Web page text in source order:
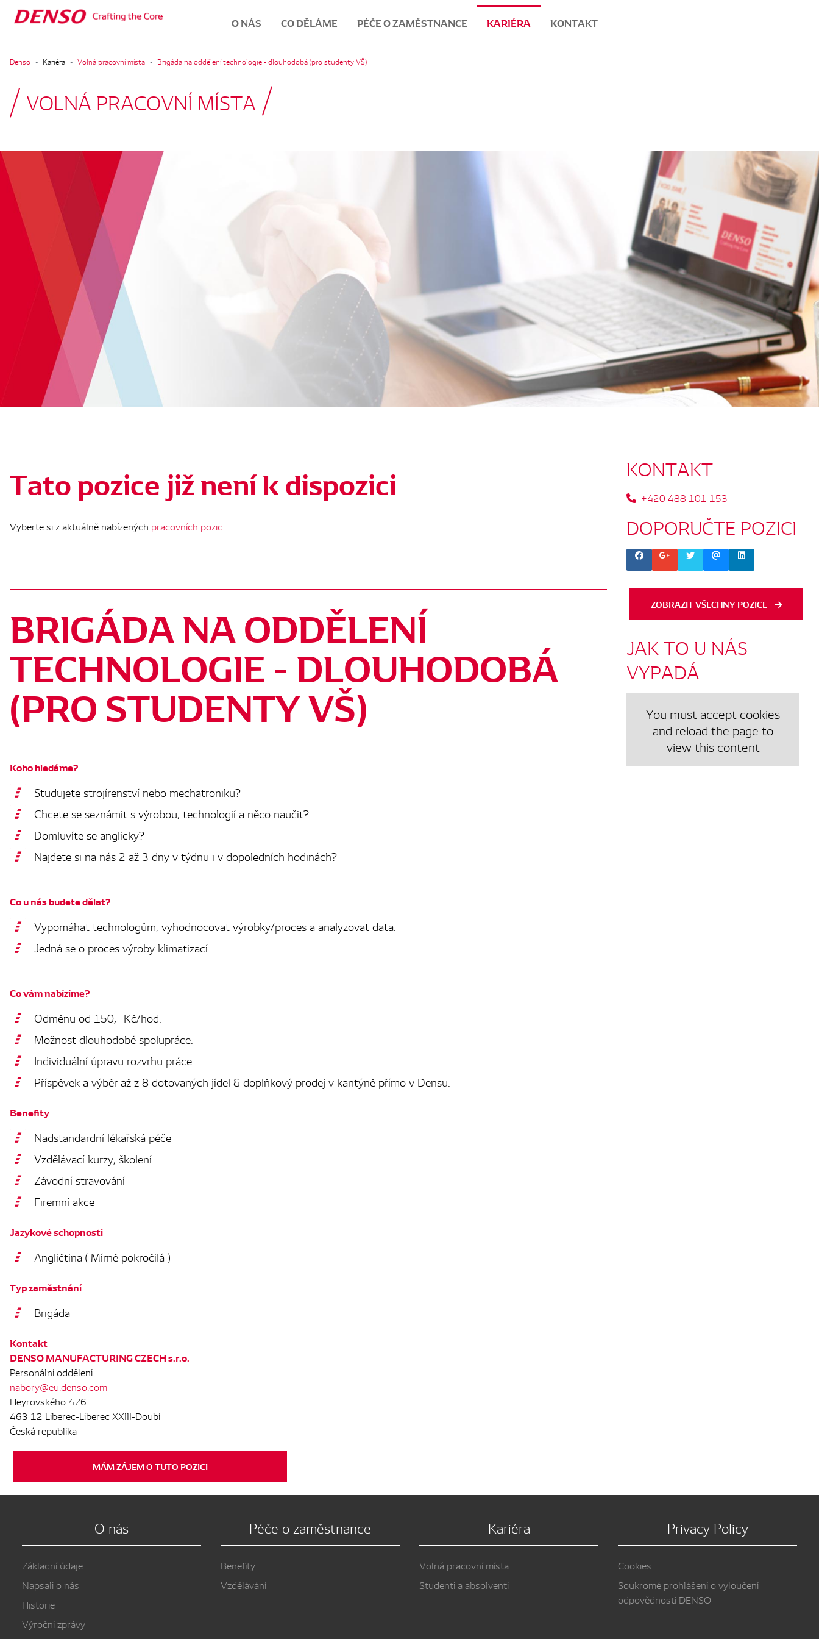
O NÁS CO DĚLÁME PÉČE O ZAMĚSTNANCE KARIÉRA KONTAKT
Denso Kariéra Volná pracovní místa Brigáda na oddělení technologie - dlouhodobá (pro studenty VŠ)
VOLNÁ PRACOVNÍ MÍSTA
Tato pozice již není k dispozici
Vyberte si z aktuálně nabízených pracovních pozic
BRIGÁDA NA ODDĚLENÍ
TECHNOLOGIE - DLOUHODOBÁ
(PRO STUDENTY VŠ)
Koho hledáme?
Studujete strojírenství nebo mechatroniku?
Chcete se seznámit s výrobou, technologií a něco naučit?
Domluvíte se anglicky?
Najdete si na nás 2 až 3 dny v týdnu i v dopoledních hodinách?
Co u nás budete dělat?
Vypomáhat technologům, vyhodnocovat výrobky/proces a analyzovat data.
Jedná se o proces výroby klimatizací.
Co vám nabízíme?
Odměnu od 150,- Kč/hod.
Možnost dlouhodobé spolupráce.
Individuální úpravu rozvrhu práce.
Příspěvek a výběr až z 8 dotovaných jídel & doplňkový prodej v kantýně přímo v Densu.
Benefity
Nadstandardní lékařská péče
Vzdělávací kurzy, školení
Závodní stravování
Firemní akce
Jazykové schopnosti
Angličtina ( Mírně pokročilá )
Typ zaměstnání
Brigáda
Kontakt
DENSO MANUFACTURING CZECH s.r.o.
Personální oddělení
nabory@eu.denso.com
Heyrovského 476
463 12 Liberec-Liberec XXIII-Doubí
Česká republika
MÁM ZÁJEM O TUTO POZICI
KONTAKT
+420 488 101 153
DOPORUČTE POZICI
ZOBRAZIT VŠECHNY POZICE
JAK TO U NÁS
VYPADÁ
You must accept cookies
and reload the page to
view this content
O nás
Základní údaje
Napsali o nás
Historie
Výroční zprávy
Péče o zaměstnance
Benefity
Vzdělávání
Kariéra
Volná pracovní místa
Studenti a absolventi
Privacy Policy
Cookies
Soukromé prohlášení o vyloučení
odpovědnosti DENSO